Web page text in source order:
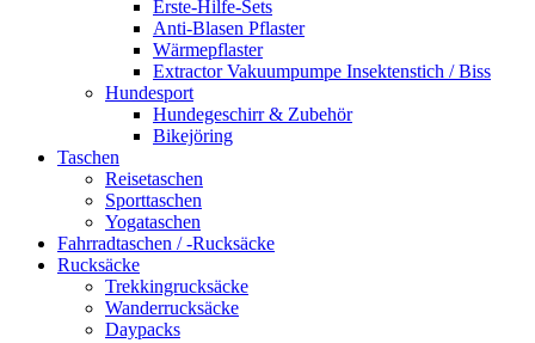
Erste-Hilfe-Sets
Anti-Blasen Pflaster
Wärmepflaster
Extractor Vakuumpumpe Insektenstich / Biss
Hundesport
Hundegeschirr & Zubehör
Bikejöring
Taschen
Reisetaschen
Sporttaschen
Yogataschen
Fahrradtaschen / -Rucksäcke
Rucksäcke
Trekkingrucksäcke
Wanderrucksäcke
Daypacks